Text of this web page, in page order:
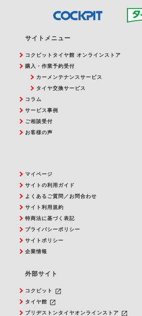
サイトメニュー
コクピットタイヤ館 オンラインストア
購入・作業予約受付
カーメンテナンスサービス
タイヤ交換サービス
コラム
サービス事例
ご相談受付
お客様の声
マイページ
サイトの利用ガイド
よくあるご質問／お問合わせ
サイト利用規約
特商法に基づく表記
プライバシーポリシー
サイトポリシー
企業情報
外部サイト
コクピット launch
タイヤ館 launch
ブリヂストンタイヤオンラインストア launch